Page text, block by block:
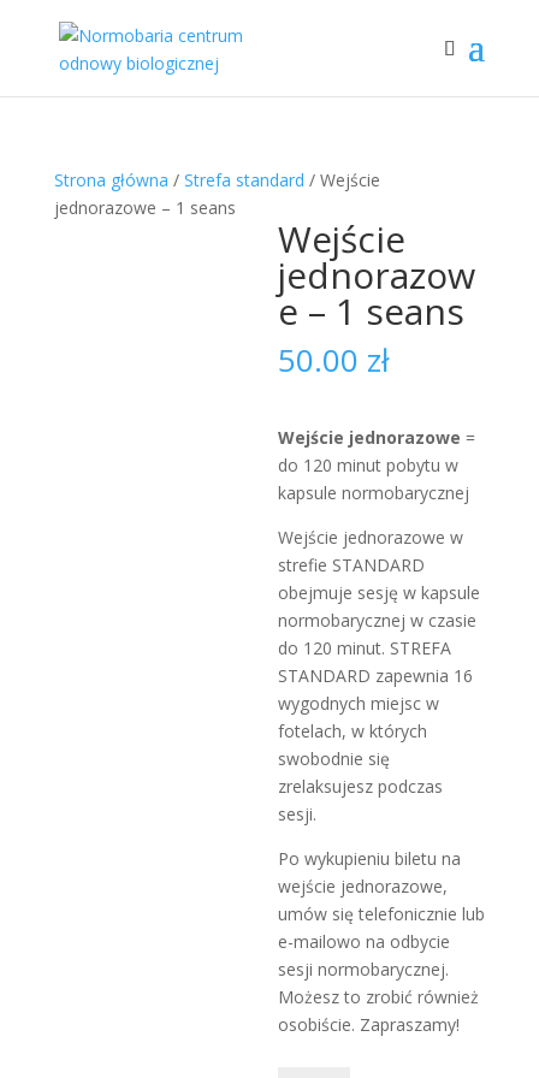
Strona główna / Strefa standard / Wejście
jednorazowe – 1 seans
Wejście
jednorazow
e – 1 seans
50.00 zł
Wejście jednorazowe =
do 120 minut pobytu w
kapsule normobarycznej
Wejście jednorazowe w
strefie STANDARD
obejmuje sesję w kapsule
normobarycznej w czasie
do 120 minut. STREFA
STANDARD zapewnia 16
wygodnych miejsc w
fotelach, w których
swobodnie się
zrelaksujesz podczas
sesji.
Po wykupieniu biletu na
wejście jednorazowe,
umów się telefonicznie lub
e-mailowo na odbycie
sesji normobarycznej.
Możesz to zrobić również
osobiście. Zapraszamy!